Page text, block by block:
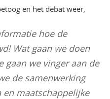
en het debat weer,
hoe de
Wat gaan we doen
gaan we vinger aan de
de samenwerking
maatschappelijke